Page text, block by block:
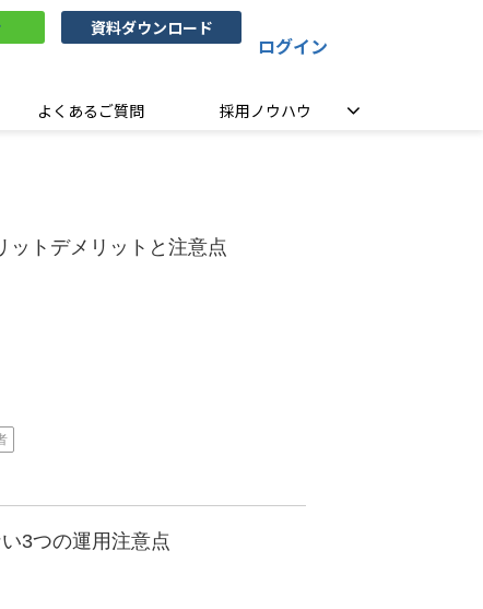
資料ダウンロード
ログイン
よくあるご質問 採用ノウハウ
ットデメリットと注意点
3つの運用注意点